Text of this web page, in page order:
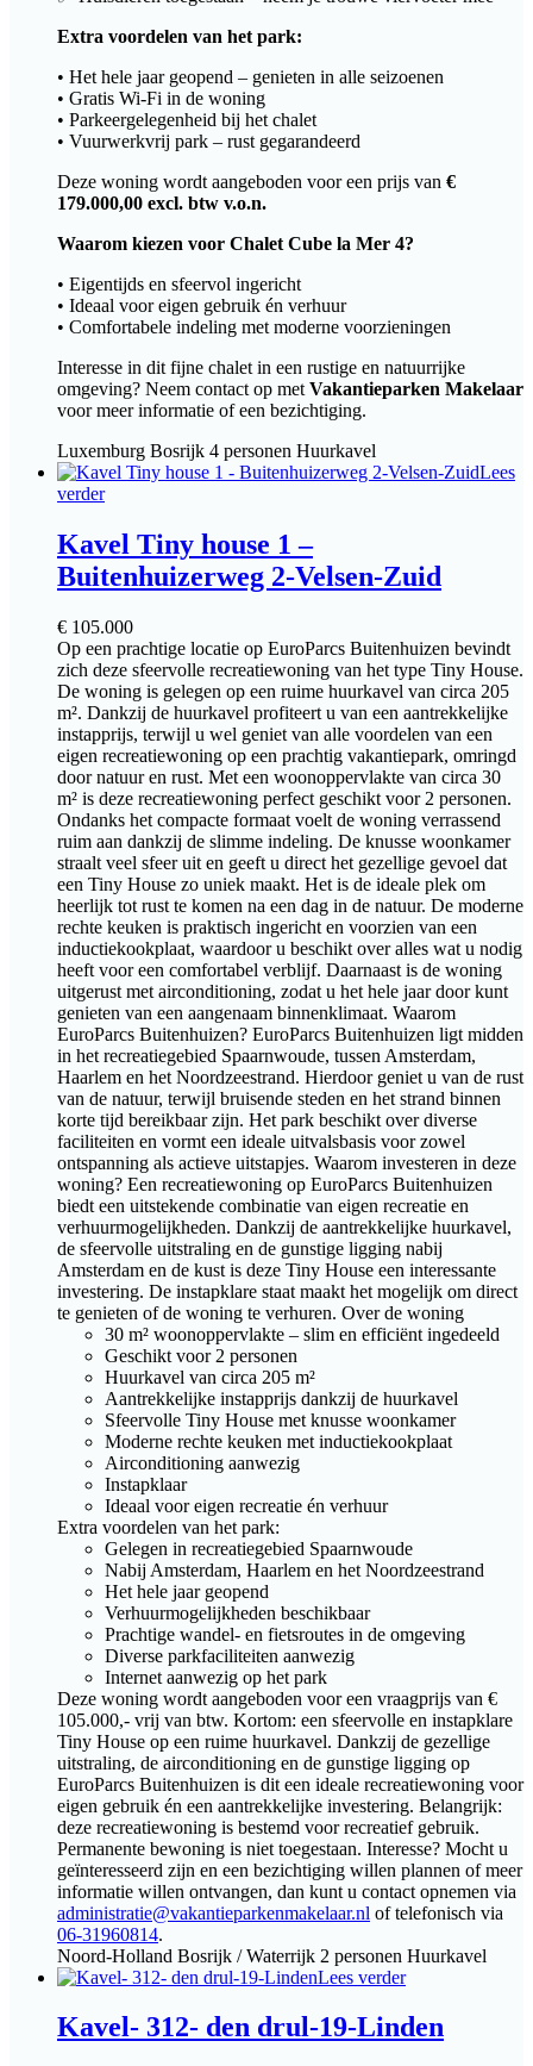
Extra voordelen van het park:
• Het hele jaar geopend – genieten in alle seizoenen
• Gratis Wi-Fi in de woning
• Parkeergelegenheid bij het chalet
• Vuurwerkvrij park – rust gegarandeerd
Deze woning wordt aangeboden voor een prijs van €
179.000,00 excl. btw v.o.n.
Waarom kiezen voor Chalet Cube la Mer 4?
• Eigentijds en sfeervol ingericht
• Ideaal voor eigen gebruik én verhuur
• Comfortabele indeling met moderne voorzieningen
Interesse in dit fijne chalet in een rustige en natuurrijke
omgeving? Neem contact op met Vakantieparken Makelaar
voor meer informatie of een bezichtiging.
Luxemburg Bosrijk 4 personen Huurkavel
Lees
verder
Kavel Tiny house 1 –
Buitenhuizerweg 2-Velsen-Zuid
€ 105.000
Op een prachtige locatie op EuroParcs Buitenhuizen bevindt
zich deze sfeervolle recreatiewoning van het type Tiny House.
De woning is gelegen op een ruime huurkavel van circa 205
m². Dankzij de huurkavel profiteert u van een aantrekkelijke
instapprijs, terwijl u wel geniet van alle voordelen van een
eigen recreatiewoning op een prachtig vakantiepark, omringd
door natuur en rust. Met een woonoppervlakte van circa 30
m² is deze recreatiewoning perfect geschikt voor 2 personen.
Ondanks het compacte formaat voelt de woning verrassend
ruim aan dankzij de slimme indeling. De knusse woonkamer
straalt veel sfeer uit en geeft u direct het gezellige gevoel dat
een Tiny House zo uniek maakt. Het is de ideale plek om
heerlijk tot rust te komen na een dag in de natuur. De moderne
rechte keuken is praktisch ingericht en voorzien van een
inductiekookplaat, waardoor u beschikt over alles wat u nodig
heeft voor een comfortabel verblijf. Daarnaast is de woning
uitgerust met airconditioning, zodat u het hele jaar door kunt
genieten van een aangenaam binnenklimaat. Waarom
EuroParcs Buitenhuizen? EuroParcs Buitenhuizen ligt midden
in het recreatiegebied Spaarnwoude, tussen Amsterdam,
Haarlem en het Noordzeestrand. Hierdoor geniet u van de rust
van de natuur, terwijl bruisende steden en het strand binnen
korte tijd bereikbaar zijn. Het park beschikt over diverse
faciliteiten en vormt een ideale uitvalsbasis voor zowel
ontspanning als actieve uitstapjes. Waarom investeren in deze
woning? Een recreatiewoning op EuroParcs Buitenhuizen
biedt een uitstekende combinatie van eigen recreatie en
verhuurmogelijkheden. Dankzij de aantrekkelijke huurkavel,
de sfeervolle uitstraling en de gunstige ligging nabij
Amsterdam en de kust is deze Tiny House een interessante
investering. De instapklare staat maakt het mogelijk om direct
te genieten of de woning te verhuren. Over de woning
30 m² woonoppervlakte – slim en efficiënt ingedeeld
Geschikt voor 2 personen
Huurkavel van circa 205 m²
Aantrekkelijke instapprijs dankzij de huurkavel
Sfeervolle Tiny House met knusse woonkamer
Moderne rechte keuken met inductiekookplaat
Airconditioning aanwezig
Instapklaar
Ideaal voor eigen recreatie én verhuur
Extra voordelen van het park:
Gelegen in recreatiegebied Spaarnwoude
Nabij Amsterdam, Haarlem en het Noordzeestrand
Het hele jaar geopend
Verhuurmogelijkheden beschikbaar
Prachtige wandel- en fietsroutes in de omgeving
Diverse parkfaciliteiten aanwezig
Internet aanwezig op het park
Deze woning wordt aangeboden voor een vraagprijs van €
105.000,- vrij van btw. Kortom: een sfeervolle en instapklare
Tiny House op een ruime huurkavel. Dankzij de gezellige
uitstraling, de airconditioning en de gunstige ligging op
EuroParcs Buitenhuizen is dit een ideale recreatiewoning voor
eigen gebruik én een aantrekkelijke investering. Belangrijk:
deze recreatiewoning is bestemd voor recreatief gebruik.
Permanente bewoning is niet toegestaan. Interesse? Mocht u
geïnteresseerd zijn en een bezichtiging willen plannen of meer
informatie willen ontvangen, dan kunt u contact opnemen via
administratie@vakantieparkenmakelaar.nl of telefonisch via
06-31960814.
Noord-Holland Bosrijk / Waterrijk 2 personen Huurkavel
Lees verder
Kavel- 312- den drul-19-Linden